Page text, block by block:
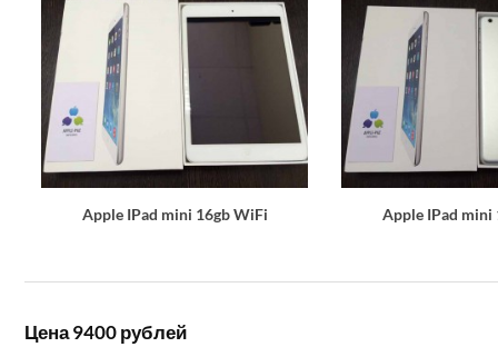
Apple IPad mini 16gb WiFi Apple IPad mini
Цена 9400 рублей